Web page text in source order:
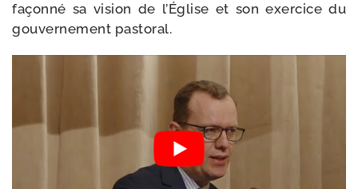
façon­né sa vision de l’Église et son exer­cice du
gou­ver­ne­ment pastoral.